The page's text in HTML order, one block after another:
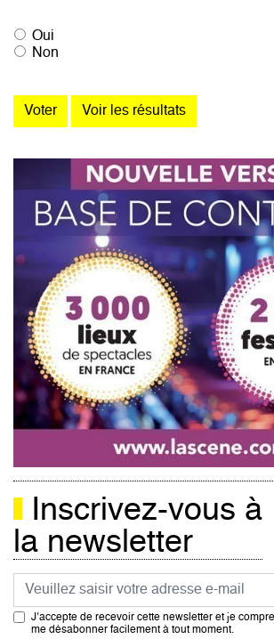
Oui
Non
Inscrivez-vous à
la newsletter
Courriel
J’accepte de recevoir cette newsletter et je
me désabonner facilement à tout moment.